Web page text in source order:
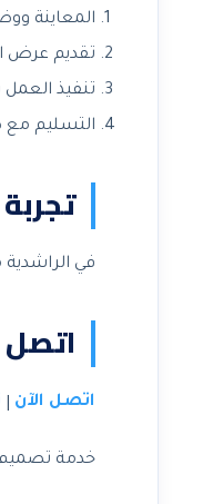
المعاينة
تقديم عرض
تنفيذ العمل
التسليم مع
في
اتصل
اتصل الآن
خدمة تصميم